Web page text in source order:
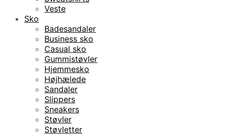
Veste
Sko
Badesandaler
Business sko
Casual sko
Gummistøvler
Hjemmesko
Højhælede
Sandaler
Slippers
Sneakers
Støvler
Støvletter